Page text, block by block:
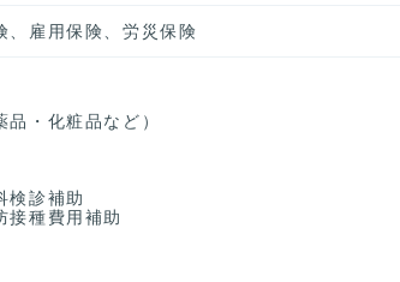
、雇用保険、労災保険
・化粧品など）
検診補助
接種費用補助